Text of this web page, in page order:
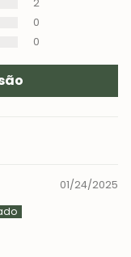
pouco visível).
0
0
01/24/2025